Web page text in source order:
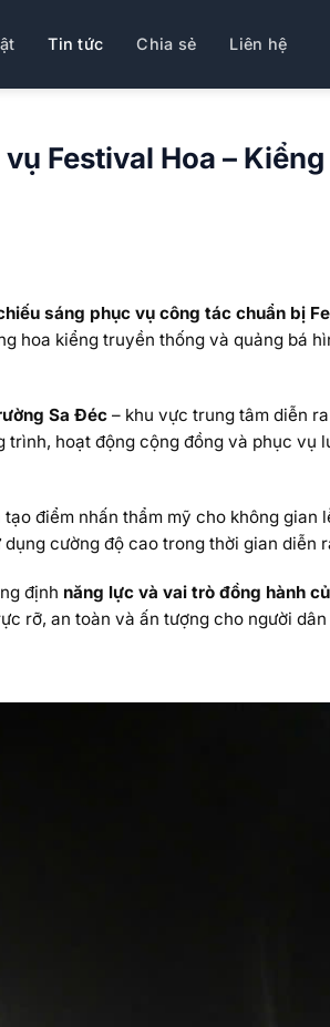
Tin tức Chia sẻ Liên hệ
Festival Hoa – Kiểng
sáng phục vụ công tác chuẩn bị
hoa kiểng truyền thống và quảng bá
Sa Đéc – khu vực trung tâm diễn
trình, hoạt động cộng đồng và phục vụ
điểm nhấn thẩm mỹ cho không gian
cường độ cao trong thời gian diễn
định năng lực và vai trò đồng hành
rỡ, an toàn và ấn tượng cho người